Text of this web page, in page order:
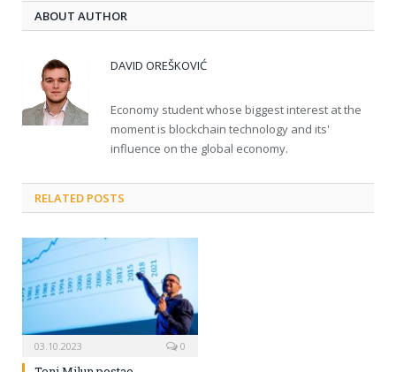
ABOUT AUTHOR
DAVID OREŠKOVIĆ
Economy student whose biggest interest at the
moment is blockchain technology and its'
influence on the global economy.
RELATED POSTS
03.10.2023 0